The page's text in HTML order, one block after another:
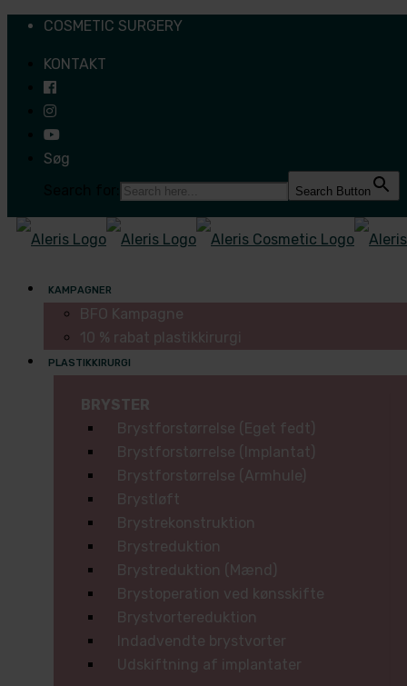
COSMETIC SURGERY
KONTAKT
Søg
Search Button
KAMPAGNER
BFO Kampagne
10 % rabat plastikkirurgi
PLASTIKKIRURGI
BRYSTER
Brystforstørrelse (Eget fedt)
Brystforstørrelse (Implantat)
Brystforstørrelse (Armhule)
Brystløft
Brystrekonstruktion
Brystreduktion
Brystreduktion (Mænd)
Brystoperation ved kønsskifte
Brystvortereduktion
Indadvendte brystvorter
Udskiftning af implantater